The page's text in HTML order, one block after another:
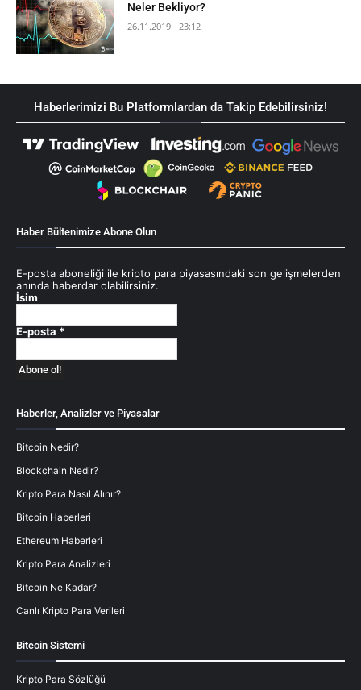
Neler Bekliyor?
26.11.2019 - 23:12
Haberlerimizi Bu Platformlardan da Takip Edebilirsiniz!
Haber Bültenimize Abone Olun
E-posta aboneliği ile kripto para piyasasındaki son gelişmelerden
anında haberdar olabilirsiniz.
İsim
E-posta *
Haberler, Analizler ve Piyasalar
Bitcoin Nedir?
Blockchain Nedir?
Kripto Para Nasıl Alınır?
Bitcoin Haberleri
Ethereum Haberleri
Kripto Para Analizleri
Bitcoin Ne Kadar?
Canlı Kripto Para Verileri
Bitcoin Sistemi
Kripto Para Sözlüğü